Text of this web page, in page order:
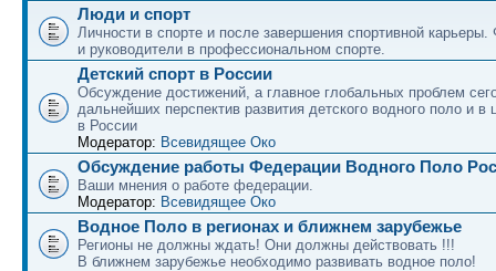
Люди и спорт
Личности в спорте и после завершения спортивной карьеры.
и руководители в профессиональном спорте.
Детский спорт в России
Обсуждение достижений, а главное глобальных проблем
дальнейших перспектив развития детского водного поло и в
в России
Модератор: Всевидящее Око
Обсуждение работы Федерации Водного Поло
Ваши мнения о работе федерации.
Модератор: Всевидящее Око
Водное Поло в регионах и ближнем зарубежье
Регионы не должны ждать! Они должны действовать !!!
В ближнем зарубежье необходимо развивать водное поло!